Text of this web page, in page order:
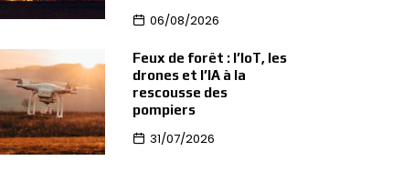
06/08/2026
Feux de forêt : l’IoT, les
drones et l’IA à la
rescousse des
pompiers
31/07/2026